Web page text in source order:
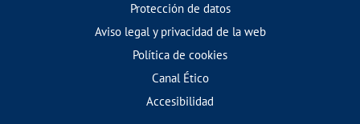
Protección de datos
Aviso legal y privacidad de la web
Política de cookies
Canal Ético
Accesibilidad